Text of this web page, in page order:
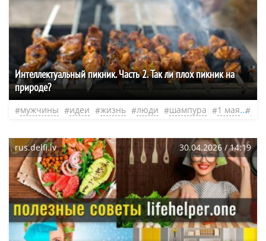
​Интеллектуальный пикник. Часть 2. Так ли плох пикник на
природе?
мужчины идеи жизнь люди шампура 1 мая
rus.delfi.lv 30.04.2026 / 14:19